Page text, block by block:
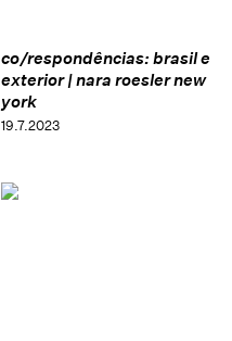
co/respondências: brasil e
exterior | nara roesler new
york
19.7.2023